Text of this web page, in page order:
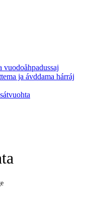
vuodoåhpadussaj
ja ávddama hárráj